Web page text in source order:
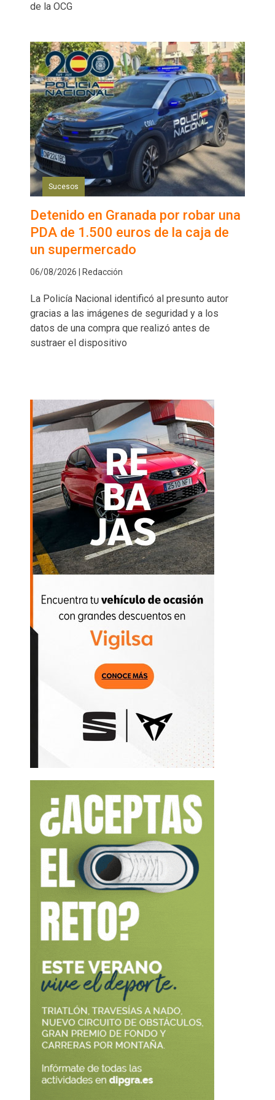
de la OCG
Sucesos
Detenido en Granada por robar una
PDA de 1.500 euros de la caja de
un supermercado
06/08/2026 | Redacción
La Policía Nacional identificó al presunto autor
gracias a las imágenes de seguridad y a los
datos de una compra que realizó antes de
sustraer el dispositivo